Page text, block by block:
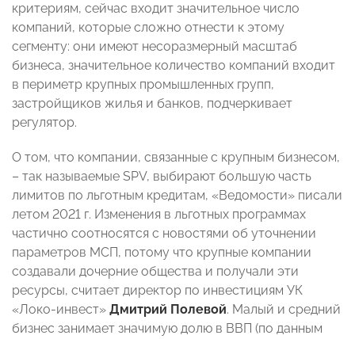
критериям, сейчас входит значительное число
компаний, которые сложно отнести к этому
сегменту: они имеют несоразмерный масштаб
бизнеса, значительное количество компаний входит
в периметр крупных промышленных групп,
застройщиков жилья и банков, подчеркивает
регулятор.
О том, что компании, связанные с крупным бизнесом,
– так называемые SPV, выбирают большую часть
лимитов по льготным кредитам, «Ведомости» писали
летом 2021 г. Изменения в льготных программах
частично соотносятся с новостями об уточнении
параметров МСП, потому что крупные компании
создавали дочерние общества и получали эти
ресурсы, считает директор по инвестициям УК
«Локо-инвест» Дмитрий Полевой. Малый и средний
бизнес занимает значимую долю в ВВП (по данным